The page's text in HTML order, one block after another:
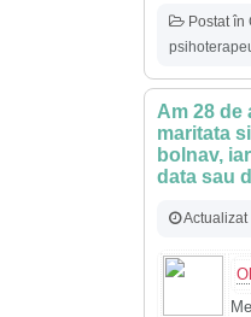
Postat în
Am 28 de
maritata
bolnav,
data sau